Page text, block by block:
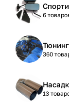
6
360
13